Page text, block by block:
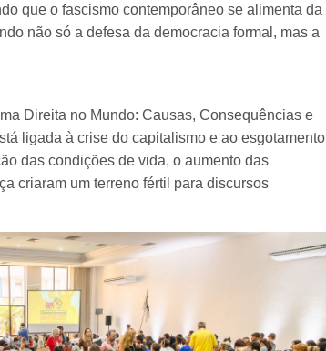
que o fascismo contemporâneo se alimenta da
não só a defesa da democracia formal, mas a
Direita no Mundo: Causas, Consequências e
ligada à crise do capitalismo e ao esgotamento
das condições de vida, o aumento das
criaram um terreno fértil para discursos